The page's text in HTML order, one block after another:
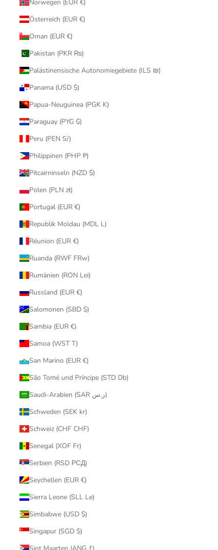
Norwegen (EUR €)
Österreich (EUR €)
Oman (EUR €)
Pakistan (PKR ₨)
Palästinensische Autonomiegebiete (ILS ₪)
Panama (USD $)
Papua-Neuguinea (PGK K)
Paraguay (PYG ₲)
Peru (PEN S/)
Philippinen (PHP ₱)
Pitcairninseln (NZD $)
Polen (PLN zł)
Portugal (EUR €)
Republik Moldau (MDL L)
Réunion (EUR €)
Ruanda (RWF FRw)
Rumänien (RON Lei)
Russland (EUR €)
Salomonen (SBD $)
Sambia (EUR €)
Samoa (WST T)
San Marino (EUR €)
São Tomé und Príncipe (STD Db)
Saudi-Arabien (SAR ر.س)
Schweden (SEK kr)
Schweiz (CHF CHF)
Senegal (XOF Fr)
Serbien (RSD РСД)
Seychellen (EUR €)
Sierra Leone (SLL Le)
Simbabwe (USD $)
Singapur (SGD $)
Sint Maarten (ANG ƒ)